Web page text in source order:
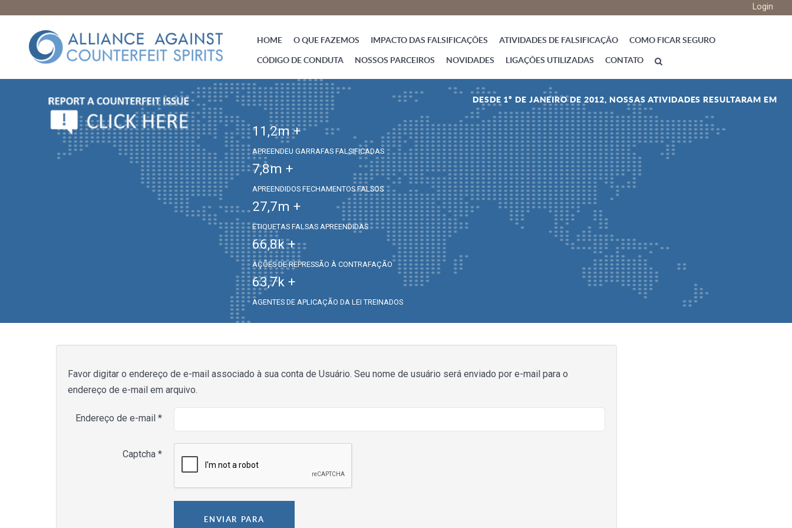
Login
HOME O QUE FAZEMOS IMPACTO DAS FALSIFICAÇÕES ATIVIDADES DE FALSIFICAÇÃO COMO FICAR SEGURO
CÓDIGO DE CONDUTA NOSSOS PARCEIROS NOVIDADES LIGAÇÕES UTILIZADAS CONTATO
DESDE 1º DE JANEIRO DE 2012, NOSSAS ATIVIDADES RESULTARAM EM
11,2m +
APREENDEU GARRAFAS FALSIFICADAS
7,8m +
APREENDIDOS FECHAMENTOS FALSOS
27,7m +
ETIQUETAS FALSAS APREENDIDAS
66,8k +
AÇÕES DE REPRESSÃO À CONTRAFAÇÃO
63,7k +
AGENTES DE APLICAÇÃO DA LEI TREINADOS
Favor digitar o endereço de e-mail associado à sua conta de Usuário. Seu nome de usuário será enviado por e-mail para o
endereço de e-mail em arquivo.
Endereço de e-mail *
Captcha *
ENVIAR PARA